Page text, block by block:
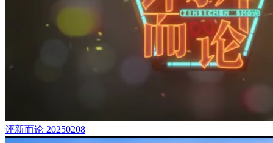
评新而论 20250208